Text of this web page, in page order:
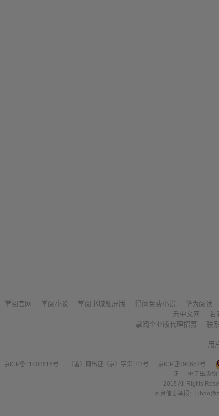
掌阅官网 掌阅小说 掌阅书城触屏版 得间免费小说
华为阅读
乐中文网
若
掌阅企业版代理招募
联
用
京ICP备11008516号 （署）网出证（京）字第143号
京ICP证090653号
证
电子出版
2015 All Rights
不良信息举报：